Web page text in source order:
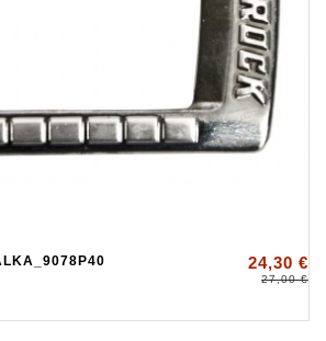
24,30 €
27,00 €